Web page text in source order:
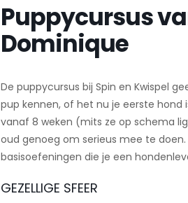
Puppycursus
Dominique
De puppycursus bij Spin en Kwispel
pup kennen, of het nu je eerste hond
vanaf 8 weken (mits ze op schema
oud genoeg om serieus mee te
basisoefeningen die je een
GEZELLIGE SFEER